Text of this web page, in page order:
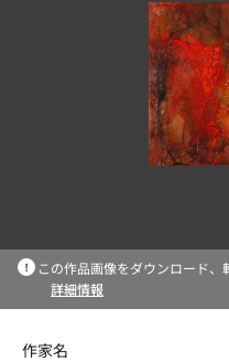
この作品画像をダウンロード、
詳細情報
作家名